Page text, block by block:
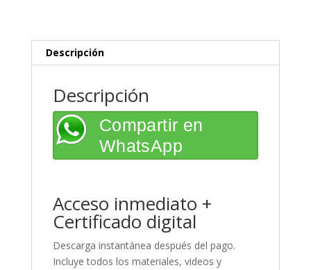
cantidad
Descripción
Descripción
Compartir en
WhatsApp
Acceso inmediato +
Certificado digital
Descarga instantánea después del pago.
Incluye todos los materiales, videos y